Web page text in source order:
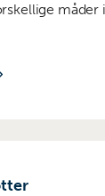
måder